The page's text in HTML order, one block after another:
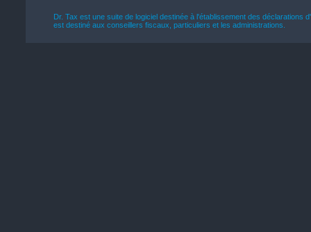
Dr. Tax est une suite de logiciel destinée à l'établissement des
est destiné aux conseillers fiscaux, particuliers et les administrations.